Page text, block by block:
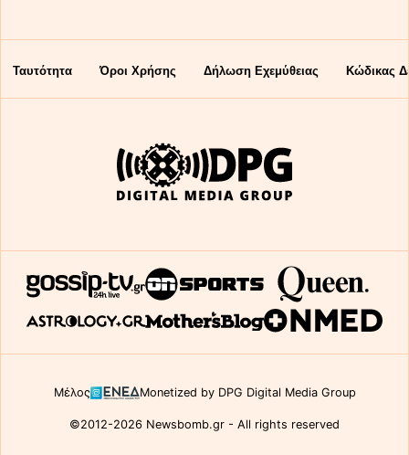
Ταυτότητα Όροι Χρήσης Δήλωση Εχεμύθειας Κώδικας
Μέλος Monetized by DPG Digital Media Group
©2012-2026 Newsbomb.gr - All rights reserved